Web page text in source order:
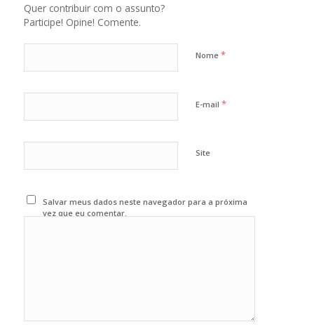
Quer contribuir com o assunto?
Participe! Opine! Comente.
Nome *
E-mail *
Site
Salvar meus dados neste navegador para a próxima
vez que eu comentar.